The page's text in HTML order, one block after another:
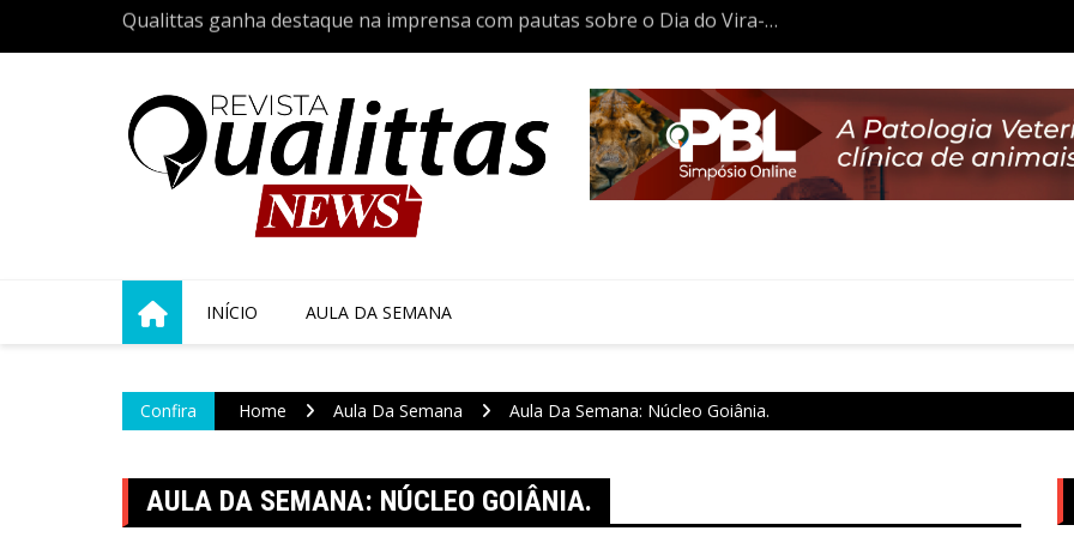
24 anos de
Quarta turma de Medicina Veterinária da Qualittas inicia trajetória
acadêmica com a tradicional Cerimônia do Jaleco
INÍCIO AULA DA SEMANA
Confira Home Aula Da Semana Aula Da Semana: Núcleo Goiânia.
AULA DA SEMANA: NÚCLEO GOIÂNIA.